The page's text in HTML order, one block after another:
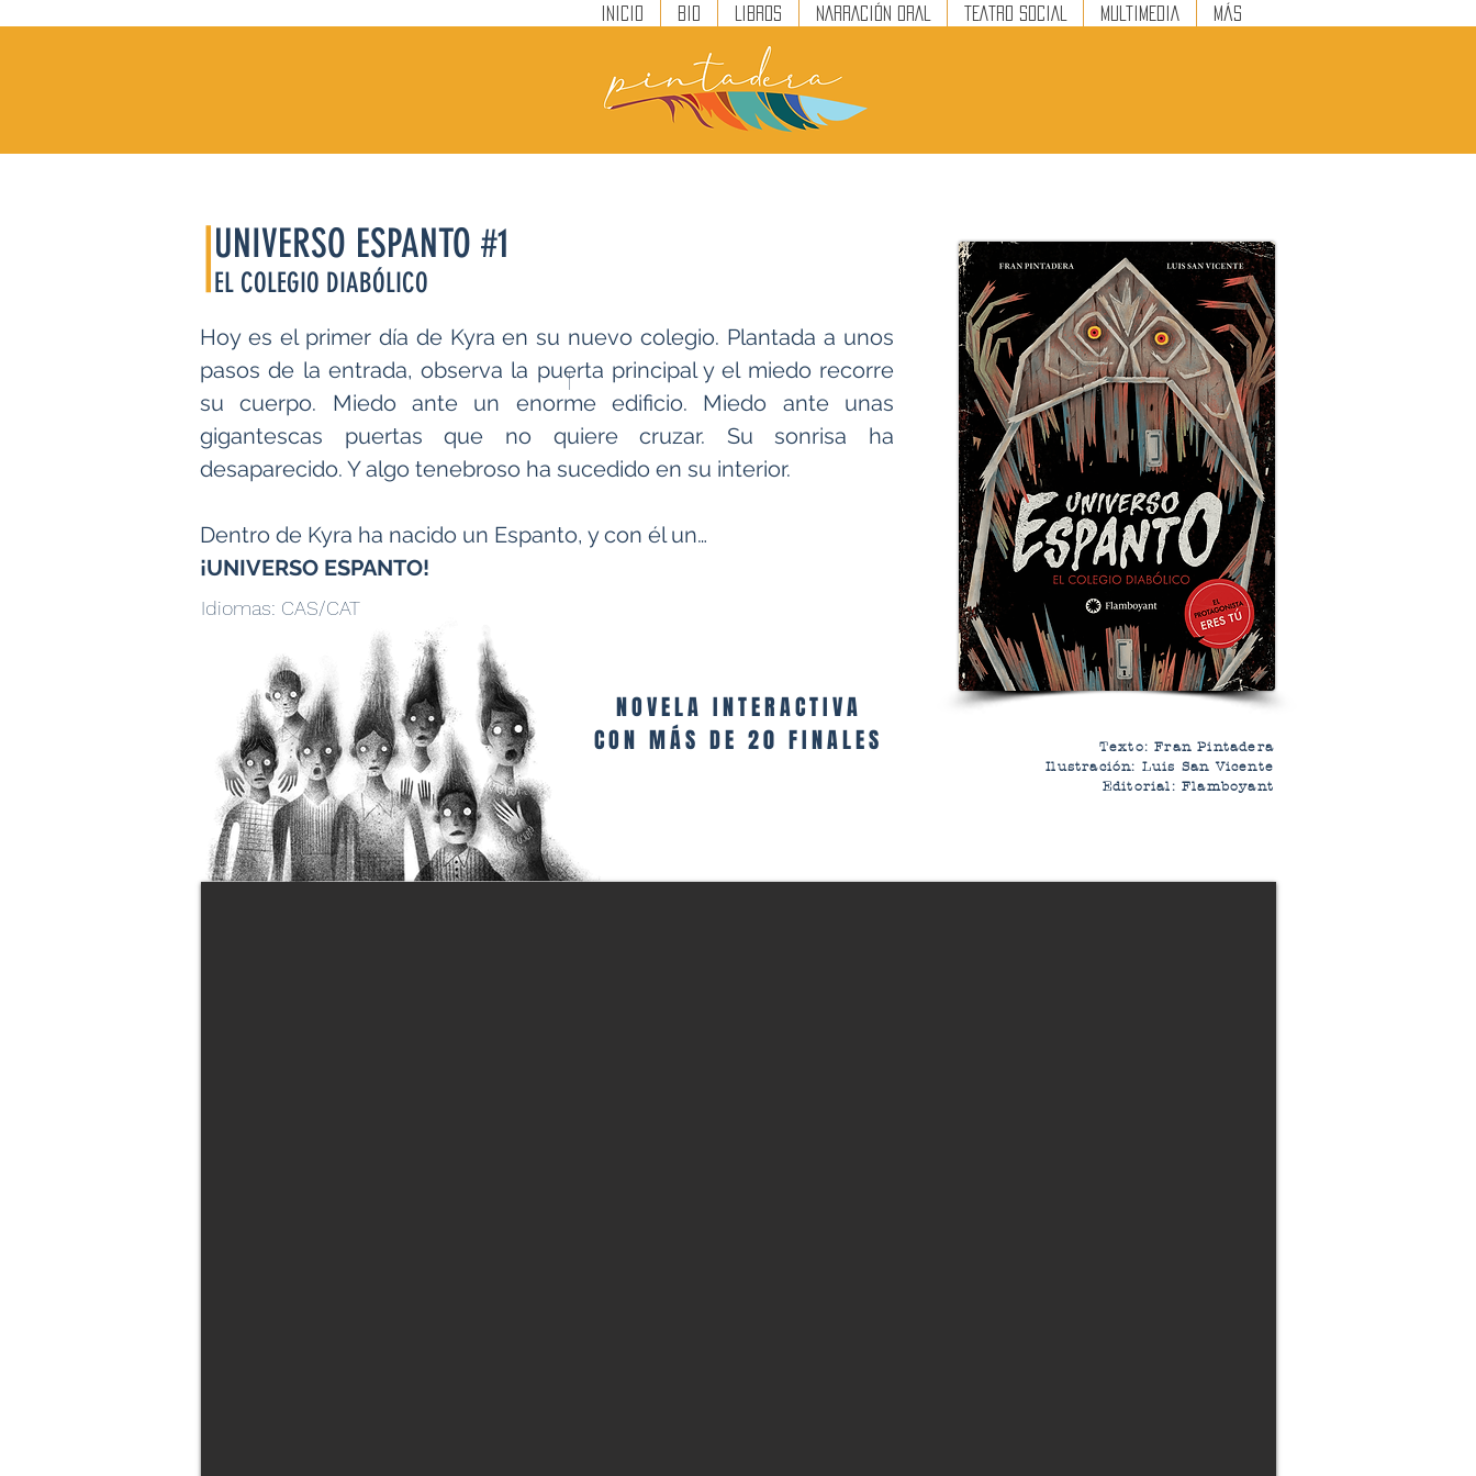
INICIO BIO LIBROS NARRACIÓN ORAL TEATRO SOCIAL MULTIMEDIA Más
Hoy es el primer día de Kyra en su nuevo colegio. Plantada a unos
pasos de la entrada, observa la puerta principal y el miedo recorre
su cuerpo. Miedo ante un enorme edificio. Miedo ante unas
gigantescas puertas que no quiere cruzar. Su sonrisa ha
desaparecido. Y algo tenebroso ha sucedido en su interior.
Dentro de Kyra ha nacido un Espanto, y con él un…
¡UNIVERSO ESPANTO!
|UNIVERSO ESPANTO #1
EL COLEGIO DIABÓLICO
NOVELA INTERACTIVA
CON MÁS DE 20 FINALES
Texto: Fran Pintadera
Ilustración: Luis San Vicente
Editorial: Flamboyant
Idiomas: CAS/CAT
|